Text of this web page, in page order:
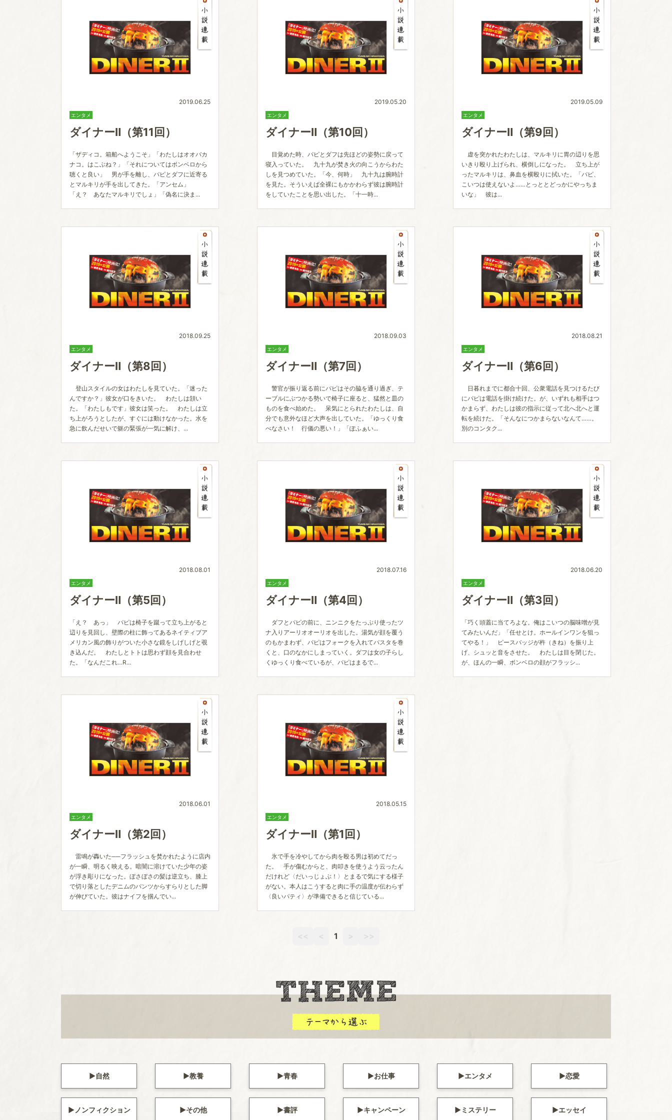
2019.06.25
エンタメ
ダイナーⅡ（第11回）
「ザディコ。箱船へようこそ」「わたしはオオバカ
ナコ。はこぶね？」「それについてはボンベロから
聴くと良い」 男が手を離し、パピとダフに近寄る
とマルキリが手を出してきた。「アンセム」
「え？ あなたマルキリでしょ」「偽名に決ま...
2019.05.20
エンタメ
ダイナーⅡ（第10回）
目覚めた時、パピとダフは先ほどの姿勢に戻って
寝入っていた。 九十九が焚き火の向こうからわた
しを見つめていた。「今、何時」 九十九は腕時計
を見た。そういえば全裸にもかかわらず彼は腕時計
をしていたことを思い出した。「十一時...
2019.05.09
エンタメ
ダイナーⅡ（第9回）
虚を突かれたわたしは、マルキリに胃の辺りを思
いきり殴り上げられ、横倒しになった。 立ち上が
ったマルキリは、鼻血を横殴りに拭いた。「パピ、
こいつは使えないよ……とっととどっかにやっちま
いな」 彼は...
2018.09.25
エンタメ
ダイナーⅡ（第8回）
登山スタイルの女はわたしを見ていた。「迷った
んですか？」彼女が口をきいた。 わたしは頷い
た。「わたしもです」彼女は笑った。 わたしは立
ち上がろうとしたが、すぐには動けなかった。水を
急に飲んだせいで躯の緊張が一気に解け、...
2018.09.03
エンタメ
ダイナーⅡ（第7回）
警官が振り返る前にパピはその脇を通り過ぎ、テ
ーブルにぶつかる勢いで椅子に座ると、猛然と皿の
ものを食べ始めた。 呆気にとられたわたしは、自
分でも意外なほど大声を出していた。「ゆっくり食
べなさい！ 行儀の悪い！」「ぽふぁい...
2018.08.21
エンタメ
ダイナーⅡ（第6回）
日暮れまでに都合十回、公衆電話を見つけるたび
にパピは電話を掛け続けた。が、いずれも相手はつ
かまらず、わたしは彼の指示に従って北へ北へと運
転を続けた。「そんなにつかまらないなんて……。
別のコンタク...
2018.08.01
エンタメ
ダイナーⅡ（第5回）
「え？ あっ」 パピは椅子を蹴って立ち上がると
辺りを見回し、壁際の柱に飾ってあるネイティブア
メリカン風の飾りがついた小さな鏡をしげしげと覗
き込んだ。 わたしとトトは思わず顔を見合わせ
た。「なんだこれ…R...
2018.07.16
エンタメ
ダイナーⅡ（第4回）
ダフとパピの前に、ニンニクをたっぷり使ったツ
ナ入りアーリオオーリオを出した。湯気が顔を覆う
のもかまわず、パピはフォークを入れてパスタを巻
くと、口のなかにしまっていく。ダフは女の子らし
くゆっくり食べているが、パピはまるで...
2018.06.20
エンタメ
ダイナーⅡ（第3回）
「巧く頭蓋に当てろよな。俺はこいつの脳味噌が見
てみたいんだ」「任せとけ。ホールインワンを狙っ
てやる！」 ピースバッジが杵（きね）を振り上
げ、シュッと音をさせた。 わたしは目を閉じた。
が、ほんの一瞬、ボンベロの顔がフラッシ...
2018.06.01
エンタメ
ダイナーⅡ（第2回）
雷鳴が轟いた──フラッシュを焚かれたように店内
が一瞬、明るく映える。暗闇に溶けていた少年の姿
が浮き彫りになった。ぼさぼさの髪は逆立ち、膝上
で切り落としたデニムのパンツからすらりとした脚
が伸びていた。彼はナイフを掴んでい...
2018.05.15
エンタメ
ダイナーⅡ（第1回）
氷で手を冷やしてから肉を殴る男は初めてだっ
た。 手が傷むからと、肉叩きを使うよう云ったん
だけれど〈だいっじょぶ！〉とまるで気にする様子
がない。本人はこうすると肉に手の温度が伝わらず
〈良いパティ〉が準備できると信じている...
1
自然 教養 青春 お仕事 エンタメ 恋愛
ノンフィクション その他 書評 キャンペーン ミステリー エッセイ